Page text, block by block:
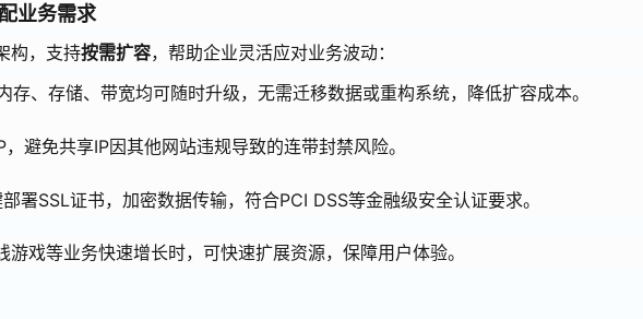
业务需求
构，支持按需扩容，帮助企业灵活应对业务波动：
存、存储、带宽均可随时升级，无需迁移数据或重构系统，降低扩容成本。
，避免共享IP因其他网站违规导致的连带封禁风险。
部署SSL证书，加密数据传输，符合PCI DSS等金融级安全认证要求。
游戏等业务快速增长时，可快速扩展资源，保障用户体验。